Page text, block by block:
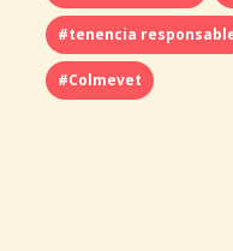
#tenencia
#Colmevet